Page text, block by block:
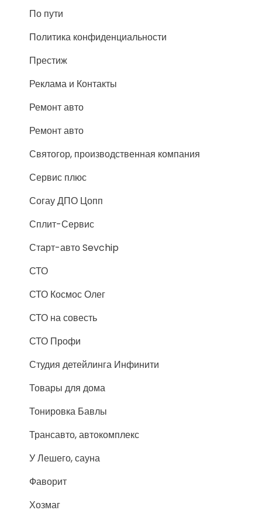
По пути
Политика конфиденциальности
Престиж
Реклама и Контакты
Ремонт авто
Ремонт авто
Святогор, производственная компания
Сервис плюс
Согау ДПО Цопп
Сплит-Сервис
Старт-авто Sevchip
СТО
СТО Космос Олег
СТО на совесть
СТО Профи
Студия детейлинга Инфинити
Товары для дома
Тонировка Бавлы
Трансавто, автокомплекс
У Лешего, сауна
Фаворит
Хозмаг